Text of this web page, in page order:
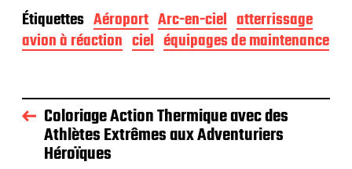
Étiquettes Aéroport Arc-en-ciel atterrissage
avion à réaction ciel équipages de maintenance
Coloriage Action Thermique avec des
Athlètes Extrêmes aux Adventuriers
Héroïques